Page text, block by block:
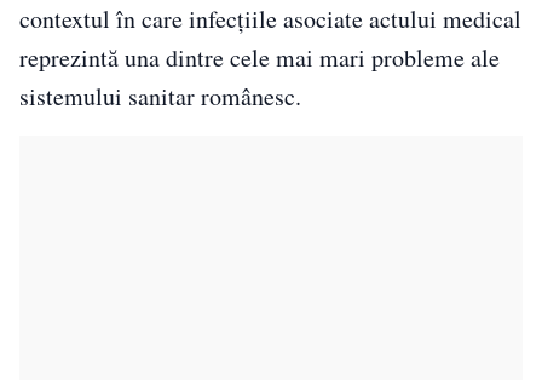
contextul în care infecțiile asociate actului medical
reprezintă una dintre cele mai mari probleme ale
sistemului sanitar românesc.